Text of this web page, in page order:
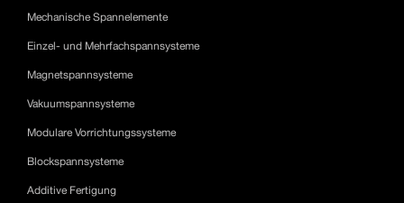
Mechanische Spannelemente
Einzel- und Mehrfachspannsysteme
Magnetspannsysteme
Vakuumspannsysteme
Modulare Vorrichtungssysteme
Blockspannsysteme
Additive Fertigung